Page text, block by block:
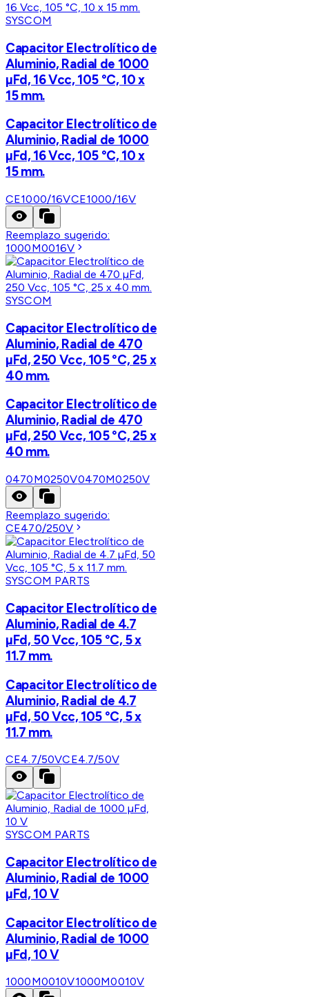
SYSCOM
Capacitor Electrolítico de
Aluminio, Radial de 1000
µFd, 16 Vcc, 105 °C, 10 x
15 mm.
Capacitor Electrolítico de
Aluminio, Radial de 1000
µFd, 16 Vcc, 105 °C, 10 x
15 mm.
CE1000/16VCE1000/16V
Reemplazo sugerido:
1000M0016V
SYSCOM
Capacitor Electrolítico de
Aluminio, Radial de 470
µFd, 250 Vcc, 105 °C, 25 x
40 mm.
Capacitor Electrolítico de
Aluminio, Radial de 470
µFd, 250 Vcc, 105 °C, 25 x
40 mm.
0470M0250V0470M0250V
Reemplazo sugerido:
CE470/250V
SYSCOM PARTS
Capacitor Electrolítico de
Aluminio, Radial de 4.7
µFd, 50 Vcc, 105 °C, 5 x
11.7 mm.
Capacitor Electrolítico de
Aluminio, Radial de 4.7
µFd, 50 Vcc, 105 °C, 5 x
11.7 mm.
CE4.7/50VCE4.7/50V
SYSCOM PARTS
Capacitor Electrolítico de
Aluminio, Radial de 1000
µFd, 10 V
Capacitor Electrolítico de
Aluminio, Radial de 1000
µFd, 10 V
1000M0010V1000M0010V